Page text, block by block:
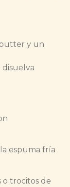
y un
disuelva
espuma fría
o trocitos de